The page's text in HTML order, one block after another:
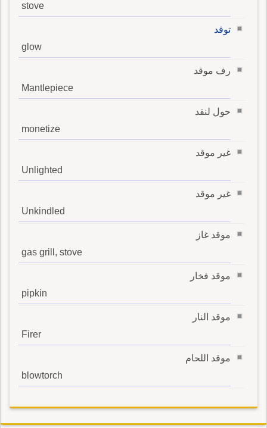
stove
توقد
glow
رف موقد
Mantlepiece
حول لنقد
monetize
غير موقد
Unlighted
غير موقد
Unkindled
موقد غاز
gas grill, stove
موقد فخار
pipkin
موقد النار
Firer
موقد اللحام
blowtorch